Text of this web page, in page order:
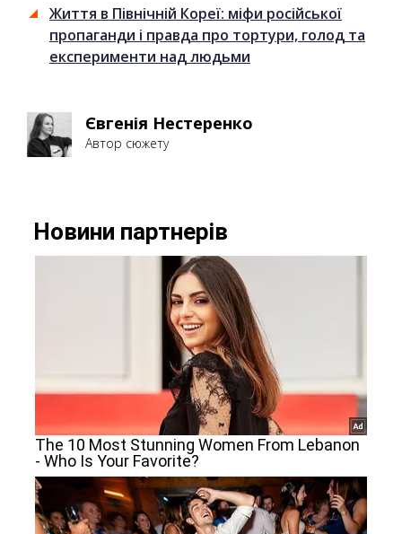
Життя в Північній Кореї: міфи російської
пропаганди і правда про тортури, голод та
експерименти над людьми
Євгенія Нестеренко
Автор сюжету